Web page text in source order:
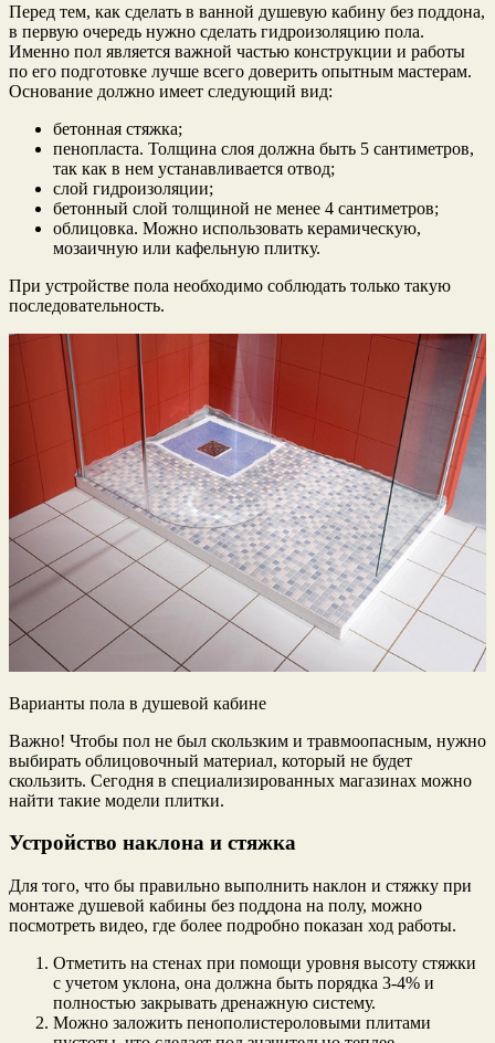
Перед тем, как сделать в ванной душевую кабину без поддона,
в первую очередь нужно сделать гидроизоляцию пола.
Именно пол является важной частью конструкции и работы
по его подготовке лучше всего доверить опытным мастерам.
Основание должно имеет следующий вид:
бетонная стяжка;
пенопласта. Толщина слоя должна быть 5 сантиметров,
так как в нем устанавливается отвод;
слой гидроизоляции;
бетонный слой толщиной не менее 4 сантиметров;
облицовка. Можно использовать керамическую,
мозаичную или кафельную плитку.
При устройстве пола необходимо соблюдать только такую
последовательность.
Варианты пола в душевой кабине
Важно! Чтобы пол не был скользким и травмоопасным, нужно
выбирать облицовочный материал, который не будет
скользить. Сегодня в специализированных магазинах можно
найти такие модели плитки.
Устройство наклона и стяжка
Для того, что бы правильно выполнить наклон и стяжку при
монтаже душевой кабины без поддона на полу, можно
посмотреть видео, где более подробно показан ход работы.
Отметить на стенах при помощи уровня высоту стяжки
с учетом уклона, она должна быть порядка 3-4% и
полностью закрывать дренажную систему.
Можно заложить пенополистероловыми плитами